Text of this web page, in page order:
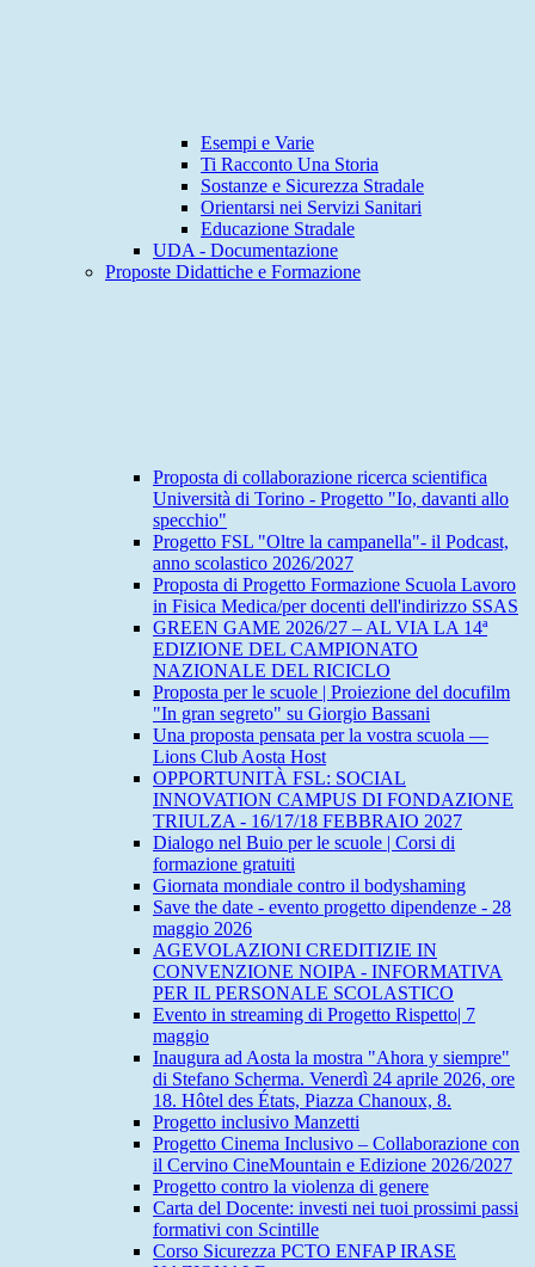
Esempi e Varie
Ti Racconto Una Storia
Sostanze e Sicurezza Stradale
Orientarsi nei Servizi Sanitari
Educazione Stradale
UDA - Documentazione
Proposte Didattiche e Formazione
Proposta di collaborazione ricerca scientifica
Università di Torino - Progetto "Io, davanti allo
specchio"
Progetto FSL "Oltre la campanella"- il Podcast,
anno scolastico 2026/2027
Proposta di Progetto Formazione Scuola Lavoro
in Fisica Medica/per docenti dell'indirizzo SSAS
GREEN GAME 2026/27 – AL VIA LA 14ª
EDIZIONE DEL CAMPIONATO
NAZIONALE DEL RICICLO
Proposta per le scuole | Proiezione del docufilm
"In gran segreto" su Giorgio Bassani
Una proposta pensata per la vostra scuola —
Lions Club Aosta Host
OPPORTUNITÀ FSL: SOCIAL
INNOVATION CAMPUS DI FONDAZIONE
TRIULZA - 16/17/18 FEBBRAIO 2027
Dialogo nel Buio per le scuole | Corsi di
formazione gratuiti
Giornata mondiale contro il bodyshaming
Save the date - evento progetto dipendenze - 28
maggio 2026
AGEVOLAZIONI CREDITIZIE IN
CONVENZIONE NOIPA - INFORMATIVA
PER IL PERSONALE SCOLASTICO
Evento in streaming di Progetto Rispetto| 7
maggio
Inaugura ad Aosta la mostra "Ahora y siempre"
di Stefano Scherma. Venerdì 24 aprile 2026, ore
18. Hôtel des États, Piazza Chanoux, 8.
Progetto inclusivo Manzetti
Progetto Cinema Inclusivo – Collaborazione con
il Cervino CineMountain e Edizione 2026/2027
Progetto contro la violenza di genere
Carta del Docente: investi nei tuoi prossimi passi
formativi con Scintille
Corso Sicurezza PCTO ENFAP IRASE